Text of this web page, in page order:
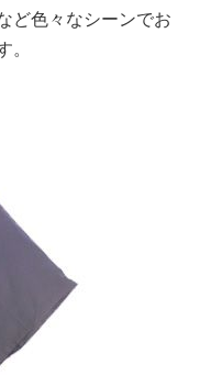
ど色々なシーンでお
。